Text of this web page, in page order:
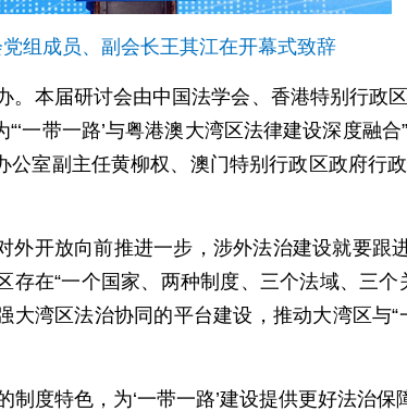
组成员、副会长王其江在开幕式致辞
本届研讨会由中国法学会、香港特别行政
一带一路’与粤港澳大湾区法律建设深度融
室副主任黄柳权、澳门特别行政区政府行
开放向前推进一步，涉外法治建设就要跟
在“一个国家、两种制度、三个法域、三
湾区法治协同的平台建设，推动大湾区与
度特色，为‘一带一路’建设提供更好法治保